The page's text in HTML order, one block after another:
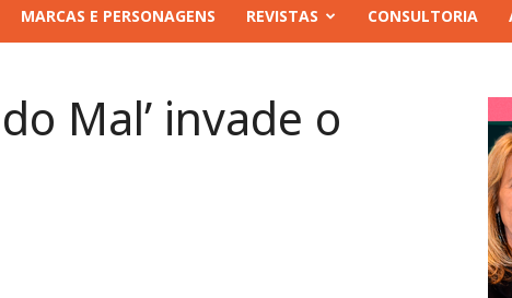
MARCAS E PERSONAGENS REVISTAS CONSULTORIA
Mal’ invade o